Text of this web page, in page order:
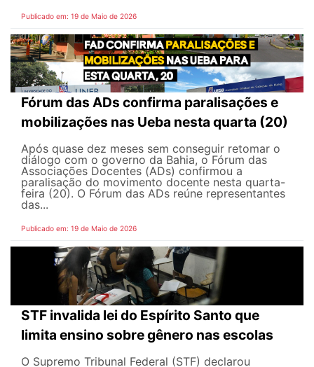
Publicado em: 19 de Maio de 2026
Fórum das ADs confirma paralisações e
mobilizações nas Ueba nesta quarta (20)
Após quase dez meses sem conseguir retomar o
diálogo com o governo da Bahia, o Fórum das
Associações Docentes (ADs) confirmou a
paralisação do movimento docente nesta quarta-
feira (20). O Fórum das ADs reúne representantes
das...
Publicado em: 19 de Maio de 2026
STF invalida lei do Espírito Santo que
limita ensino sobre gênero nas escolas
O Supremo Tribunal Federal (STF) declarou